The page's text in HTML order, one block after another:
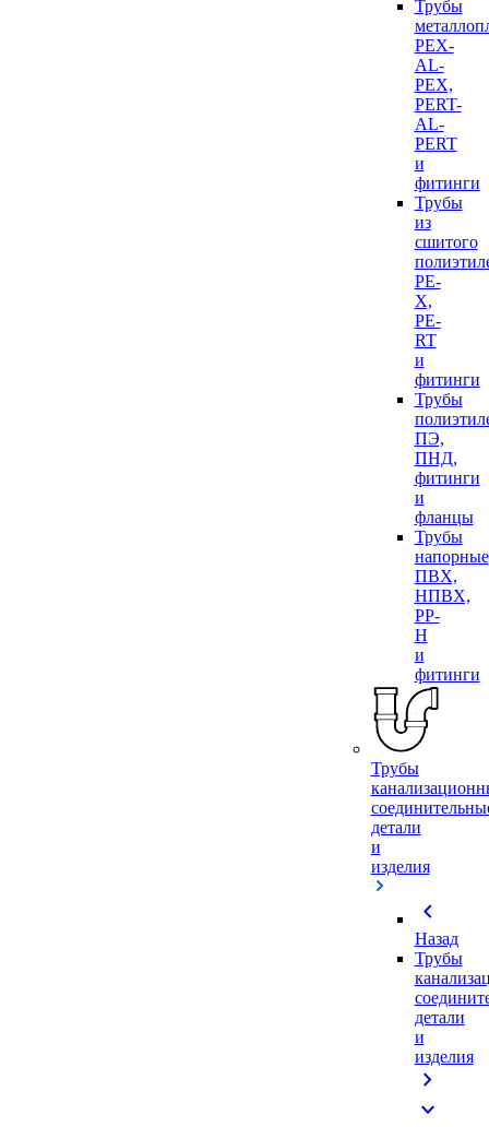
Трубы
PEX-
AL-
PEX,
PERT-
AL-
PERT
и
фитинги
Трубы
из
сшитого
PE-
X,
PE-
RT
и
фитинги
Трубы
ПЭ,
ПНД,
фитинги
и
фланцы
Трубы
напорные
ПВХ,
НПВХ,
PP-
H
и
фитинги
Трубы
детали
и
изделия
chevron_left
Назад
Трубы
детали
и
изделия
chevron_right
expand_more